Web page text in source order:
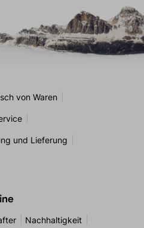
von Waren
und Lieferung
Nachhaltigkeit